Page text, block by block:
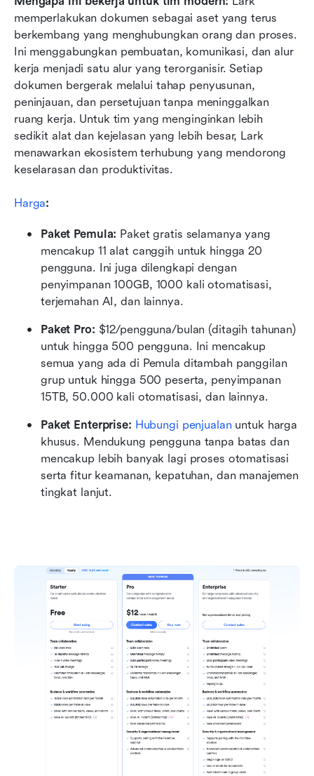
memperlakukan dokumen sebagai aset yang terus
berkembang yang menghubungkan orang dan proses.
Ini menggabungkan pembuatan, komunikasi, dan alur
kerja menjadi satu alur yang terorganisir. Setiap
dokumen bergerak melalui tahap penyusunan,
peninjauan, dan persetujuan tanpa meninggalkan
ruang kerja. Untuk tim yang menginginkan lebih
sedikit alat dan kejelasan yang lebih besar, Lark
menawarkan ekosistem terhubung yang mendorong
keselarasan dan produktivitas.
Harga:
Paket Pemula: Paket gratis selamanya yang
mencakup 11 alat canggih untuk hingga 20
pengguna. Ini juga dilengkapi dengan
penyimpanan 100GB, 1000 kali otomatisasi,
terjemahan AI, dan lainnya.
Paket Pro: $12/pengguna/bulan (ditagih tahunan)
untuk hingga 500 pengguna. Ini mencakup
semua yang ada di Pemula ditambah panggilan
grup untuk hingga 500 peserta, penyimpanan
15TB, 50.000 kali otomatisasi, dan lainnya.
Paket Enterprise: Hubungi penjualan untuk harga
khusus. Mendukung pengguna tanpa batas dan
mencakup lebih banyak lagi proses otomatisasi
serta fitur keamanan, kepatuhan, dan manajemen
tingkat lanjut.